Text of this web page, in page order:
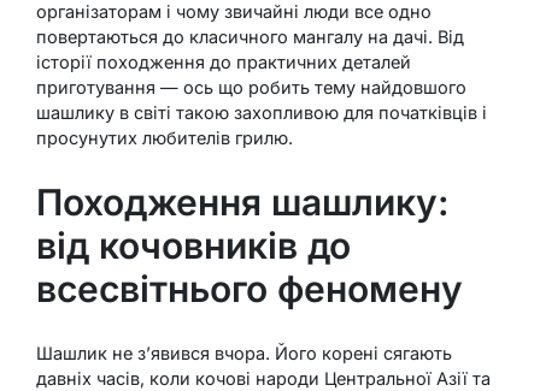
організаторам і чому звичайні люди все одно
повертаються до класичного мангалу на дачі. Від
історії походження до практичних деталей
приготування — ось що робить тему найдовшого
шашлику в світі такою захопливою для початківців і
просунутих любителів грилю.
Походження шашлику:
від кочовників до
всесвітнього феномену
Шашлик не з’явився вчора. Його корені сягають
давніх часів, коли кочові народи Центральної Азії та